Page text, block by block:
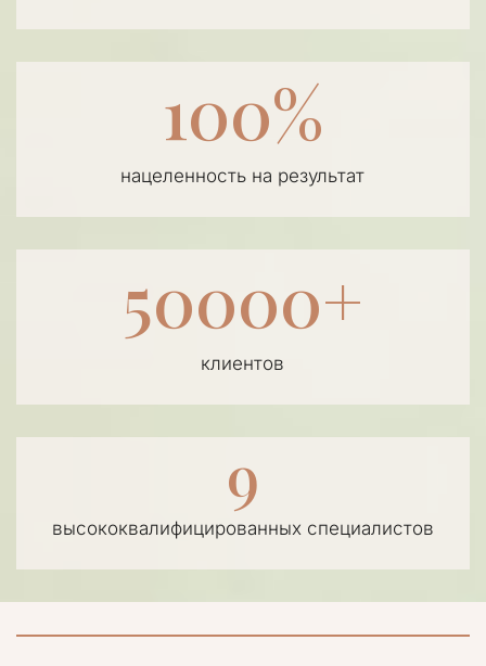
100%
нацеленность на результат
50000+
клиентов
9
высококвалифицированных специалистов